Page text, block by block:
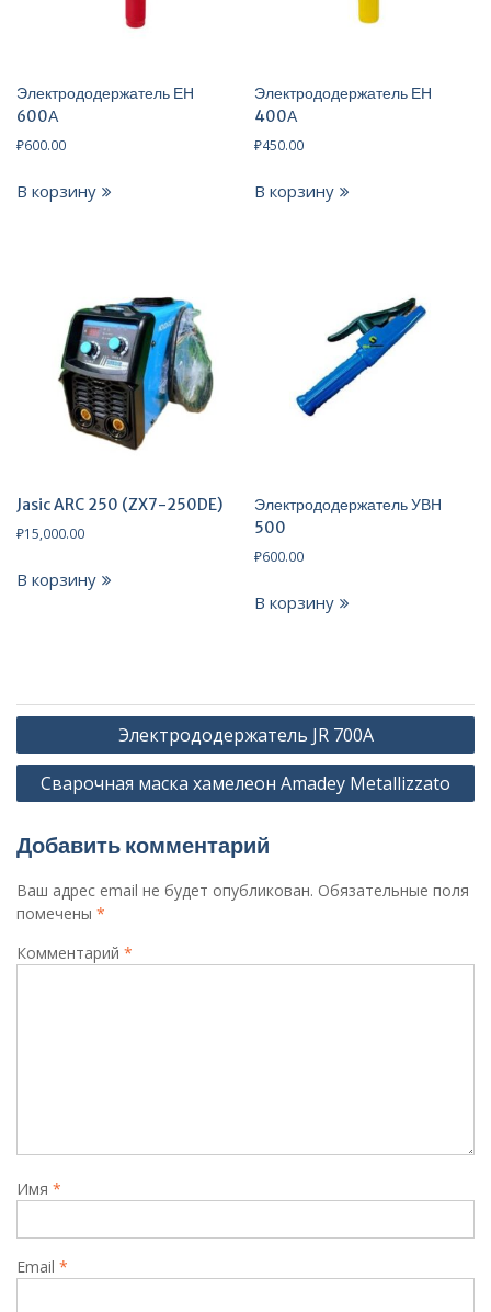
Электрододержатель ЕН
600А
₽600.00
В корзину
Электрододержатель ЕН
400А
₽450.00
В корзину
Jasic ARC 250 (ZX7-250DE)
₽15,000.00
В корзину
Электрододержатель УВН
500
₽600.00
В корзину
Навигация
по
записям
Электрододержатель JR 700A
Сварочная маска хамелеон Amadey Metallizzato
Добавить комментарий
Ваш адрес email не будет опубликован. Обязательные поля
помечены *
Комментарий *
Имя *
Email *